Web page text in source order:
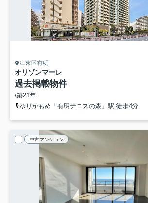
江東区有明
オリゾンマーレ
過去掲載物件
/築21年
ゆりかもめ「有明テニスの森」駅 徒歩4分
中古マンション